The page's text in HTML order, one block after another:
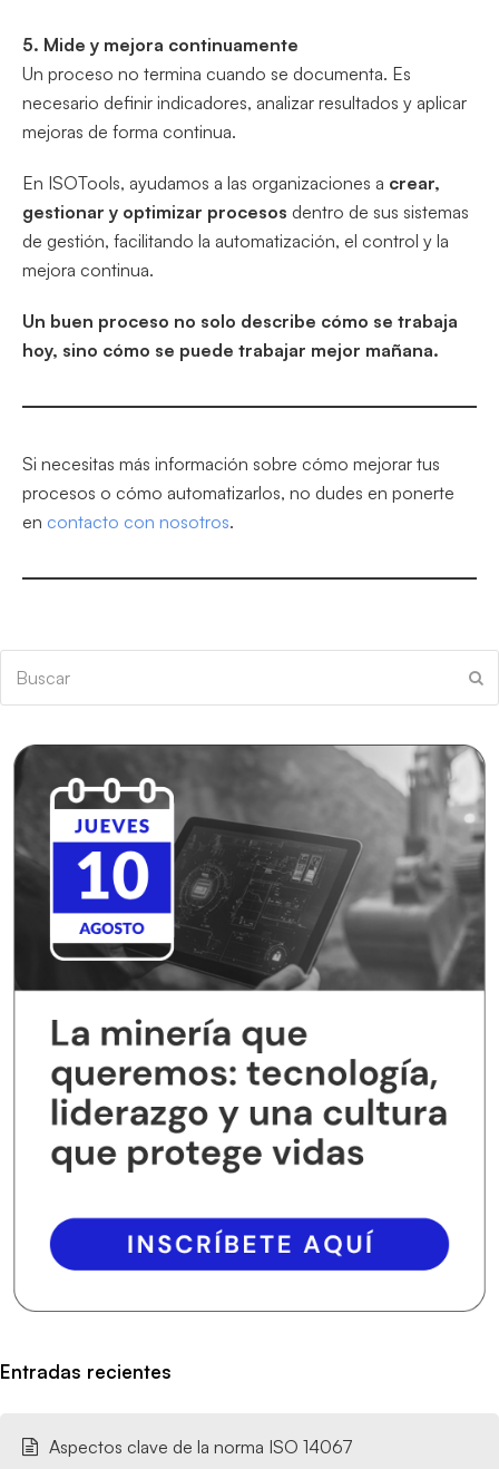
5. Mide y mejora continuamente
Un proceso no termina cuando se documenta. Es
necesario definir indicadores, analizar resultados y aplicar
mejoras de forma continua.
En ISOTools, ayudamos a las organizaciones a crear,
gestionar y optimizar procesos dentro de sus sistemas
de gestión, facilitando la automatización, el control y la
mejora continua.
Un buen proceso no solo describe cómo se trabaja
hoy, sino cómo se puede trabajar mejor mañana.
Si necesitas más información sobre cómo mejorar tus
procesos o cómo automatizarlos, no dudes en ponerte
en contacto con nosotros.
Entradas recientes
Aspectos clave de la norma ISO 14067